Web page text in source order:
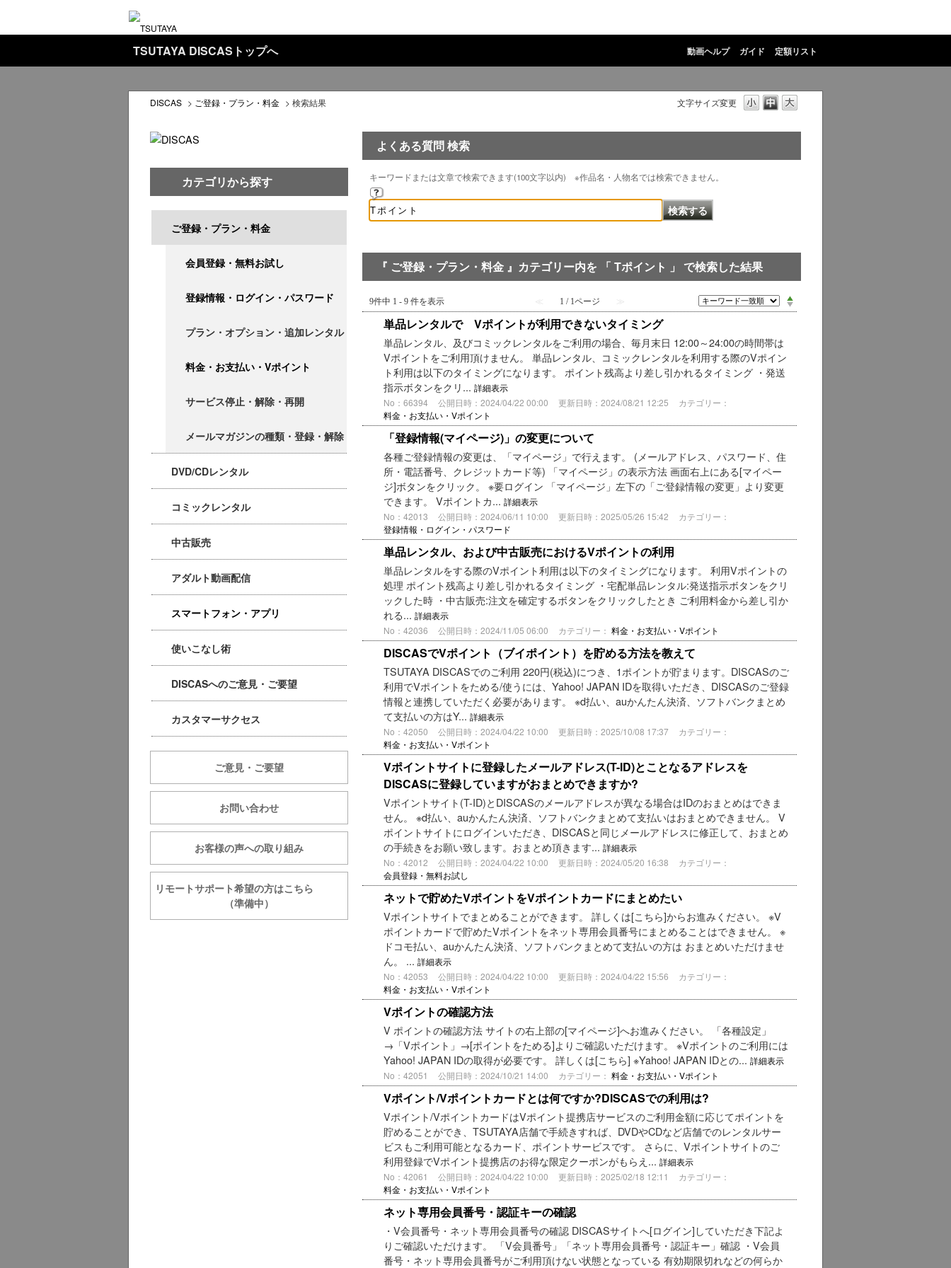
TSUTAYA DISCASトップへ 動画ヘルプ ガイド 定額リスト
文字サイズ変更
DISCAS > ご登録・プラン・料金 > 検索結果
カテゴリから探す
ご登録・プラン・料金
会員登録・無料お試し
登録情報・ログイン・パスワード
プラン・オプション・追加レンタル
料金・お支払い・Vポイント
サービス停止・解除・再開
メールマガジンの種類・登録・解除
DVD/CDレンタル
コミックレンタル
中古販売
アダルト動画配信
スマートフォン・アプリ
使いこなし術
DISCASへのご意見・ご要望
カスタマーサクセス
ご意見・ご要望
お問い合わせ
お客様の声への取り組み
リモートサポート希望の方はこちら
（準備中）
よくある質問 検索
キーワードまたは文章で検索できます(100文字以内) ※作品名・人物名では検索できません。
『 ご登録・プラン・料金 』カテゴリー内を 「 Tポイント 」 で検索した結果
9件中 1 - 9 件を表示 ≪ 1 / 1ページ ≫
単品レンタルで Vポイントが利用できないタイミング
単品レンタル、及びコミックレンタルをご利用の場合、毎月末日 12:00～24:00の時間帯は
Vポイントをご利用頂けません。 単品レンタル、コミックレンタルを利用する際のVポイン
ト利用は以下のタイミングになります。 ポイント残高より差し引かれるタイミング ・発送
指示ボタンをクリ... 詳細表示
No：66394 公開日時：2024/04/22 00:00 更新日時：2024/08/21 12:25
カテゴリー：
料金・お支払い・Vポイント
「登録情報(マイページ)」の変更について
各種ご登録情報の変更は、「マイページ」で行えます。 (メールアドレス、パスワード、住
所・電話番号、クレジットカード等) 「マイページ」の表示方法 画面右上にある[マイペー
ジ]ボタンをクリック。 ※要ログイン 「マイページ」左下の「ご登録情報の変更」より変更
できます。 Vポイントカ... 詳細表示
No：42013 公開日時：2024/06/11 10:00 更新日時：2025/05/26 15:42
カテゴリー：
登録情報・ログイン・パスワード
単品レンタル、および中古販売におけるVポイントの利用
単品レンタルをする際のVポイント利用は以下のタイミングになります。 利用Vポイントの
処理 ポイント残高より差し引かれるタイミング ・宅配単品レンタル:発送指示ボタンをクリ
ックした時 ・中古販売:注文を確定するボタンをクリックしたとき ご利用料金から差し引か
れる... 詳細表示
No：42036 公開日時：2024/11/05 06:00 カテゴリー： 料金・お支払い・Vポイント
DISCASでVポイント（ブイポイント）を貯める方法を教えて
TSUTAYA DISCASでのご利用 220円(税込)につき、1ポイントが貯まります。DISCASのご
利用でVポイントをためる/使うには、Yahoo! JAPAN IDを取得いただき、DISCASのご登録
情報と連携していただく必要があります。 ※d払い、auかんたん決済、ソフトバンクまとめ
て支払いの方はY... 詳細表示
No：42050 公開日時：2024/04/22 10:00 更新日時：2025/10/08 17:37
カテゴリー：
料金・お支払い・Vポイント
Vポイントサイトに登録したメールアドレス(T-ID)とことなるアドレスを
DISCASに登録していますがおまとめできますか?
Vポイントサイト(T-ID)とDISCASのメールアドレスが異なる場合はIDのおまとめはできま
せん。 ※d払い、auかんたん決済、ソフトバンクまとめて支払いはおまとめできません。 V
ポイントサイトにログインいただき、DISCASと同じメールアドレスに修正して、おまとめ
の手続きをお願い致します。おまとめ頂きます... 詳細表示
No：42012 公開日時：2024/04/22 10:00 更新日時：2024/05/20 16:38
カテゴリー：
会員登録・無料お試し
ネットで貯めたVポイントをVポイントカードにまとめたい
Vポイントサイトでまとめることができます。 詳しくは[こちら]からお進みください。 ※V
ポイントカードで貯めたVポイントをネット専用会員番号にまとめることはできません。 ※
ドコモ払い、auかんたん決済、ソフトバンクまとめて支払いの方は おまとめいただけませ
ん。 ... 詳細表示
No：42053 公開日時：2024/04/22 10:00 更新日時：2024/04/22 15:56
カテゴリー：
料金・お支払い・Vポイント
Vポイントの確認方法
V ポイントの確認方法 サイトの右上部の[マイページ]へお進みください。 「各種設定」
→「Vポイント」→[ポイントをためる]よりご確認いただけます。 ※Vポイントのご利用には
Yahoo! JAPAN IDの取得が必要です。 詳しくは[こちら] ※Yahoo! JAPAN IDとの... 詳細表示
No：42051 公開日時：2024/10/21 14:00 カテゴリー： 料金・お支払い・Vポイント
Vポイント/Vポイントカードとは何ですか?DISCASでの利用は?
Vポイント/VポイントカードはVポイント提携店サービスのご利用金額に応じてポイントを
貯めることができ、TSUTAYA店舗で手続きすれば、DVDやCDなど店舗でのレンタルサー
ビスもご利用可能となるカード、ポイントサービスです。 さらに、Vポイントサイトのご
利用登録でVポイント提携店のお得な限定クーポンがもらえ... 詳細表示
No：42061 公開日時：2024/04/22 10:00 更新日時：2025/02/18 12:11
カテゴリー：
料金・お支払い・Vポイント
ネット専用会員番号・認証キーの確認
・V会員番号・ネット専用会員番号の確認 DISCASサイトへ[ログイン]していただき下記よ
りご確認いただけます。 「V会員番号」「ネット専用会員番号・認証キー」確認 ・V会員
番号・ネット専用会員番号がご利用頂けない状態となっている 有効期限切れなどの何らか